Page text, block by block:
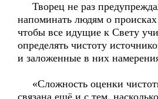
Творец не раз
напоминать людям о
чтобы все идущие к Свету
определять чистоту
и заложенные в них
«Сложность оценки
связана ещё и с тем,